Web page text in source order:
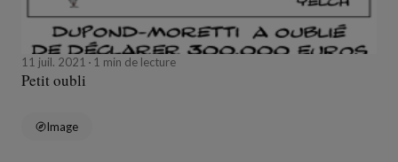
11 juil. 2021 1 min de lecture
Petit oubli
Image